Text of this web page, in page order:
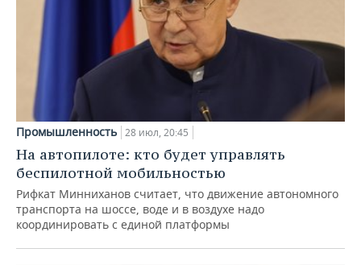
Промышленность 28 июл, 20:45
На автопилоте: кто будет управлять
беспилотной мобильностью
Рифкат Минниханов считает, что движение автономного
транспорта на шоссе, воде и в воздухе надо
координировать с единой платформы